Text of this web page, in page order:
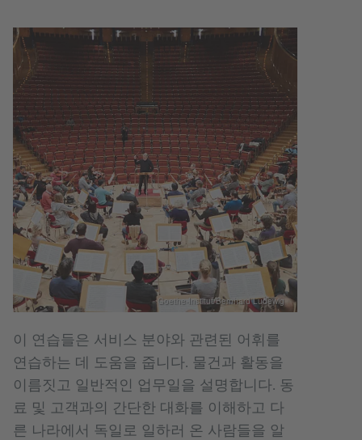
Goethe-Institut/Bernhard Ludewig
이 연습들은 서비스 분야와 관련된 어휘를
연습하는 데 도움을 줍니다. 물건과 활동을
이름짓고 일반적인 업무일을 설명합니다. 동
료 및 고객과의 간단한 대화를 이해하고 다
른 나라에서 독일로 일하러 온 사람들을 알